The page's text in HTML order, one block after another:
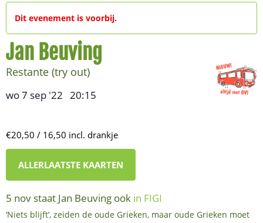
Dit evenement is voorbij.
Jan Beuving
Restante (try out)
wo 7 sep '22 20:15
€20,50 / 16,50 incl. drankje
ALLERLAATSTE KAARTEN
5 nov staat Jan Beuving ook in FIGI
‘Niets blijft’, zeiden de oude Grieken, maar oude Grieken moet